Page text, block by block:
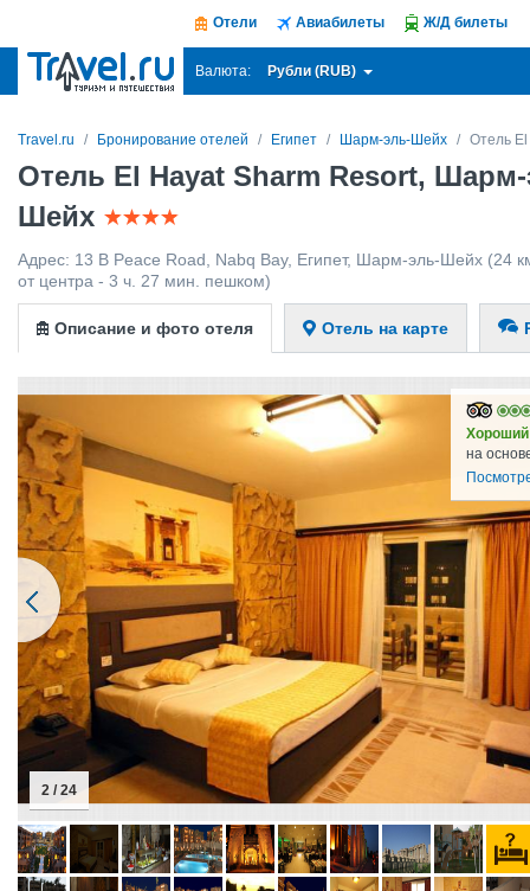
Отели Авиабилеты Ж/Д билеты
Валюта: Рубли (RUB)
Travel.ru Бронирование отелей Египет Шарм-эль-Шейх Отель
Отель El Hayat Sharm Resort,
Шейх
Адрес: 13 B Peace Road, Nabq Bay, Египет, Шарм-эль-Шейх (24
от центра - 3 ч. 27 мин. пешком)
Описание и фото отеля Отель на карте
Хороший
на
2 / 24